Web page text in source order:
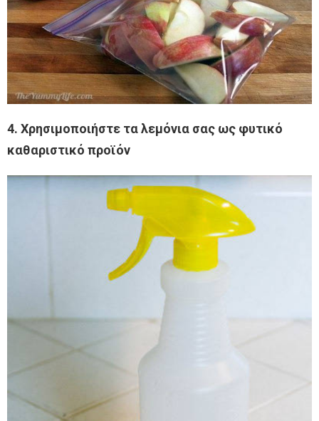
4. Χρησιμοποιήστε τα λεμόνια σας ως φυτικό
καθαριστικό προϊόν